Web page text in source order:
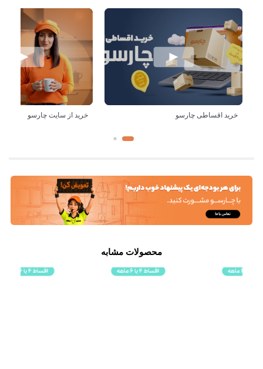
خرید اقساطی چارسو خرید از سایت چارسو
محصولات مشابه